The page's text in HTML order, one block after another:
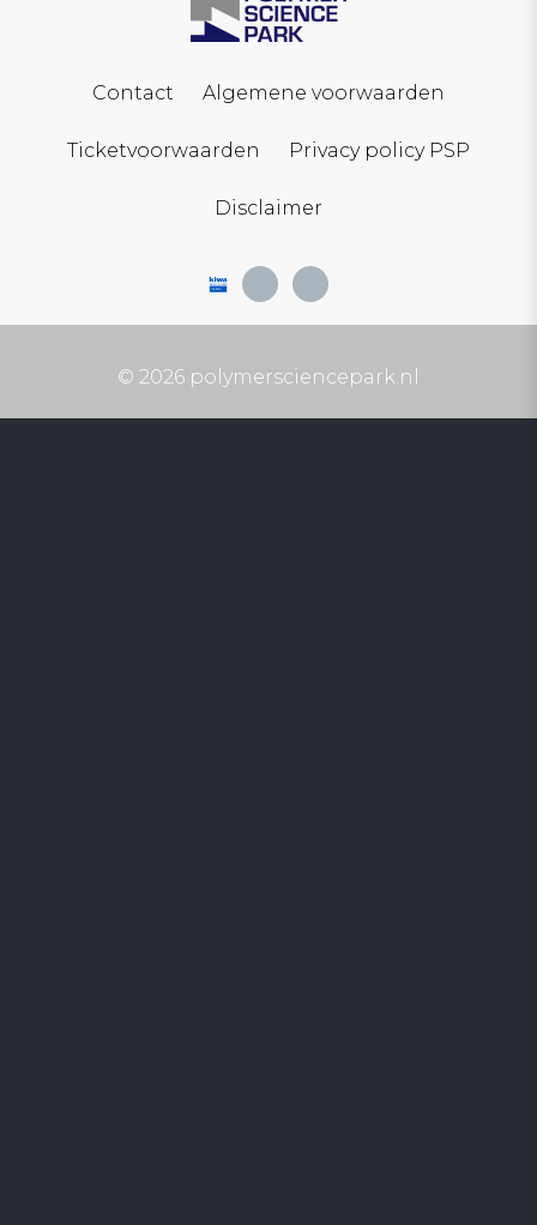
Contact Algemene voorwaarden
Ticketvoorwaarden Privacy policy PSP
Disclaimer
© 2026 polymersciencepark.nl